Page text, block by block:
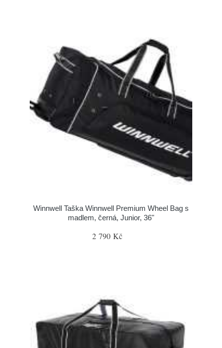
Winnwell Taška Winnwell Premium Wheel Bag s
madlem, černá, Junior, 36"
2 790 Kč